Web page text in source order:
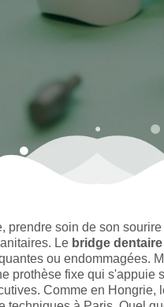
prendre soin de son
Le bridge
ou endommagées.
prothèse fixe qui
Comme en Hongrie,